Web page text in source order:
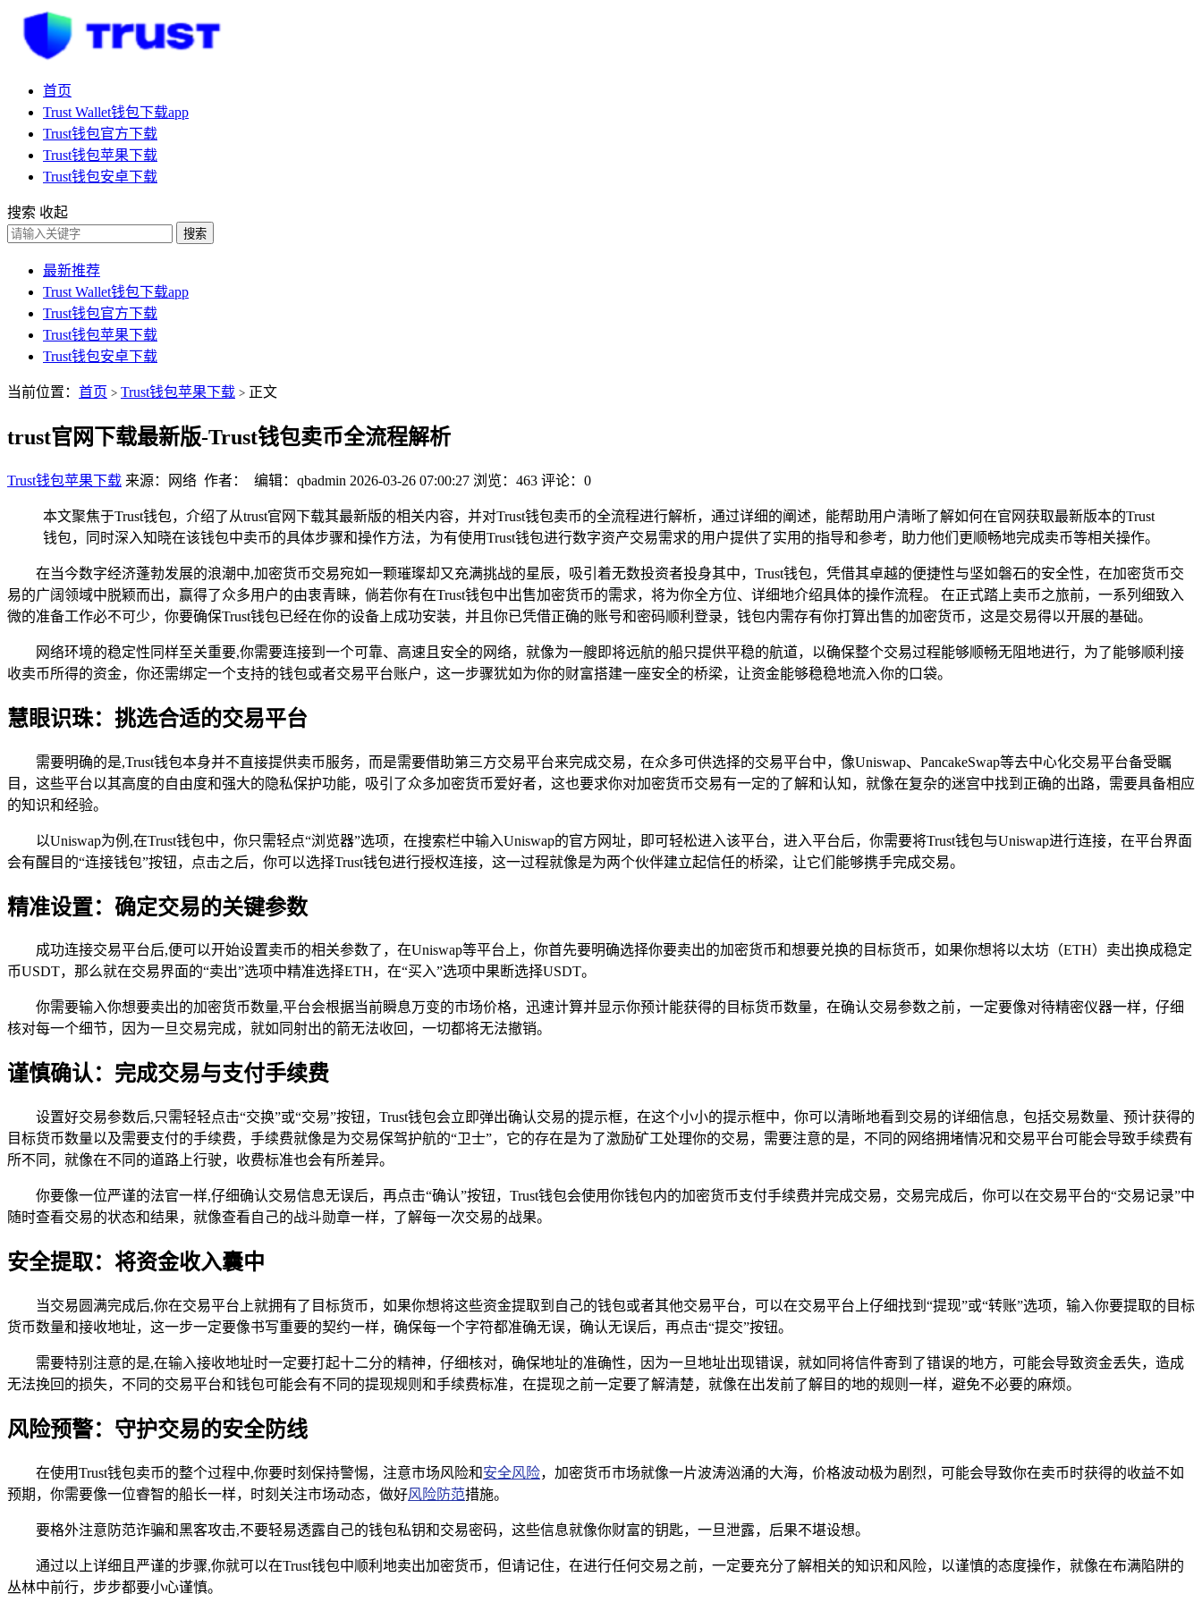
首页
Trust Wallet钱包下载app
Trust钱包官方下载
Trust钱包苹果下载
Trust钱包安卓下载
搜索 收起
搜索
最新推荐
Trust Wallet钱包下载app
Trust钱包官方下载
Trust钱包苹果下载
Trust钱包安卓下载
当前位置： 首页 > Trust钱包苹果下载 > 正文
trust官网下载最新版-Trust钱包卖币全流程解析
Trust钱包苹果下载 来源：网络 作者： 编辑：qbadmin 2026-03-26 07:00:27 浏览：463 评论：0
本文聚焦于Trust钱包，介绍了从trust官网下载其最新版的相关内容，并对Trust钱包卖币的全流程进行解析，通过详细的阐述，能帮助用户清晰了解如何在官网获取最新版本的Trust
钱包，同时深入知晓在该钱包中卖币的具体步骤和操作方法，为有使用Trust钱包进行数字资产交易需求的用户提供了实用的指导和参考，助力他们更顺畅地完成卖币等相关操作。
在当今数字经济蓬勃发展的浪潮中,加密货币交易宛如一颗璀璨却又充满挑战的星辰，吸引着无数投资者投身其中，Trust钱包，凭借其卓越的便捷性与坚如磐石的安全性，在加密货币交
易的广阔领域中脱颖而出，赢得了众多用户的由衷青睐，倘若你有在Trust钱包中出售加密货币的需求，将为你全方位、详细地介绍具体的操作流程。 在正式踏上卖币之旅前，一系列细致入
微的准备工作必不可少，你要确保Trust钱包已经在你的设备上成功安装，并且你已凭借正确的账号和密码顺利登录，钱包内需存有你打算出售的加密货币，这是交易得以开展的基础。
网络环境的稳定性同样至关重要,你需要连接到一个可靠、高速且安全的网络，就像为一艘即将远航的船只提供平稳的航道，以确保整个交易过程能够顺畅无阻地进行，为了能够顺利接
收卖币所得的资金，你还需绑定一个支持的钱包或者交易平台账户，这一步骤犹如为你的财富搭建一座安全的桥梁，让资金能够稳稳地流入你的口袋。
慧眼识珠：挑选合适的交易平台
需要明确的是,Trust钱包本身并不直接提供卖币服务，而是需要借助第三方交易平台来完成交易，在众多可供选择的交易平台中，像Uniswap、PancakeSwap等去中心化交易平台备受瞩
目，这些平台以其高度的自由度和强大的隐私保护功能，吸引了众多加密货币爱好者，这也要求你对加密货币交易有一定的了解和认知，就像在复杂的迷宫中找到正确的出路，需要具备相应
的知识和经验。
以Uniswap为例,在Trust钱包中，你只需轻点“浏览器”选项，在搜索栏中输入Uniswap的官方网址，即可轻松进入该平台，进入平台后，你需要将Trust钱包与Uniswap进行连接，在平台界面
会有醒目的“连接钱包”按钮，点击之后，你可以选择Trust钱包进行授权连接，这一过程就像是为两个伙伴建立起信任的桥梁，让它们能够携手完成交易。
精准设置：确定交易的关键参数
成功连接交易平台后,便可以开始设置卖币的相关参数了，在Uniswap等平台上，你首先要明确选择你要卖出的加密货币和想要兑换的目标货币，如果你想将以太坊（ETH）卖出换成稳定
币USDT，那么就在交易界面的“卖出”选项中精准选择ETH，在“买入”选项中果断选择USDT。
你需要输入你想要卖出的加密货币数量,平台会根据当前瞬息万变的市场价格，迅速计算并显示你预计能获得的目标货币数量，在确认交易参数之前，一定要像对待精密仪器一样，仔细
核对每一个细节，因为一旦交易完成，就如同射出的箭无法收回，一切都将无法撤销。
谨慎确认：完成交易与支付手续费
设置好交易参数后,只需轻轻点击“交换”或“交易”按钮，Trust钱包会立即弹出确认交易的提示框，在这个小小的提示框中，你可以清晰地看到交易的详细信息，包括交易数量、预计获得的
目标货币数量以及需要支付的手续费，手续费就像是为交易保驾护航的“卫士”，它的存在是为了激励矿工处理你的交易，需要注意的是，不同的网络拥堵情况和交易平台可能会导致手续费有
所不同，就像在不同的道路上行驶，收费标准也会有所差异。
你要像一位严谨的法官一样,仔细确认交易信息无误后，再点击“确认”按钮，Trust钱包会使用你钱包内的加密货币支付手续费并完成交易，交易完成后，你可以在交易平台的“交易记录”中
随时查看交易的状态和结果，就像查看自己的战斗勋章一样，了解每一次交易的战果。
安全提取：将资金收入囊中
当交易圆满完成后,你在交易平台上就拥有了目标货币，如果你想将这些资金提取到自己的钱包或者其他交易平台，可以在交易平台上仔细找到“提现”或“转账”选项，输入你要提取的目标
货币数量和接收地址，这一步一定要像书写重要的契约一样，确保每一个字符都准确无误，确认无误后，再点击“提交”按钮。
需要特别注意的是,在输入接收地址时一定要打起十二分的精神，仔细核对，确保地址的准确性，因为一旦地址出现错误，就如同将信件寄到了错误的地方，可能会导致资金丢失，造成
无法挽回的损失，不同的交易平台和钱包可能会有不同的提现规则和手续费标准，在提现之前一定要了解清楚，就像在出发前了解目的地的规则一样，避免不必要的麻烦。
风险预警：守护交易的安全防线
在使用Trust钱包卖币的整个过程中,你要时刻保持警惕，注意市场风险和安全风险，加密货币市场就像一片波涛汹涌的大海，价格波动极为剧烈，可能会导致你在卖币时获得的收益不如
预期，你需要像一位睿智的船长一样，时刻关注市场动态，做好风险防范措施。
要格外注意防范诈骗和黑客攻击,不要轻易透露自己的钱包私钥和交易密码，这些信息就像你财富的钥匙，一旦泄露，后果不堪设想。
通过以上详细且严谨的步骤,你就可以在Trust钱包中顺利地卖出加密货币，但请记住，在进行任何交易之前，一定要充分了解相关的知识和风险，以谨慎的态度操作，就像在布满陷阱的
丛林中前行，步步都要小心谨慎。